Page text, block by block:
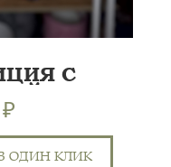
С
ОДИН КЛИК